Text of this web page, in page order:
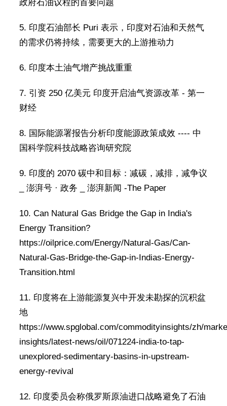
政府石油议程的首要问题
5. 印度石油部长 Puri 表示，印度对石油和天然气
的需求仍将持续，需要更大的上游推动力
6. 印度本土油气增产挑战重重
7. 引资 250 亿美元 印度开启油气资源改革 - 第一
财经
8. 国际能源署报告分析印度能源政策成效 ---- 中
国科学院科技战略咨询研究院
9. 印度的 2070 碳中和目标：减碳，减排，减争议
_ 澎湃号 · 政务 _ 澎湃新闻 -The Paper
10. Can Natural Gas Bridge the Gap in India's
Energy Transition?
https://oilprice.com/Energy/Natural-Gas/Can-
Natural-Gas-Bridge-the-Gap-in-Indias-Energy-
Transition.html
11. 印度将在上游能源复兴中开发未勘探的沉积盆
地
https://www.spglobal.com/commodityinsights/zh/
insights/latest-news/oil/071224-india-to-tap-
unexplored-sedimentary-basins-in-upstream-
energy-revival
12. 印度委员会称俄罗斯原油进口战略避免了石油